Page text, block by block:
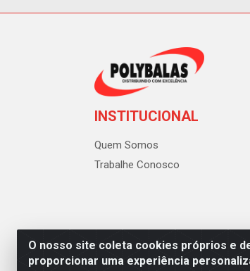
O nosso site coleta cookies próprios e
proporcionar uma experiência
INSTITUCIONAL
Quem Somos
Trabalhe Conosco